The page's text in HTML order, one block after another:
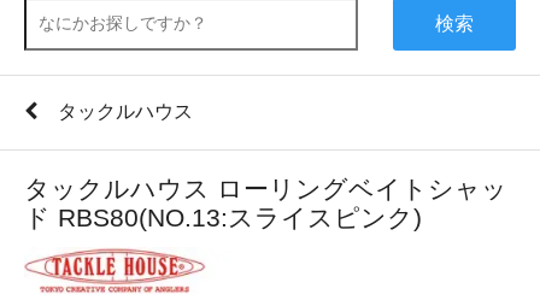
検索
タックルハウス
タックルハウス ローリングベイトシャッ
ド RBS80(NO.13:スライスピンク)